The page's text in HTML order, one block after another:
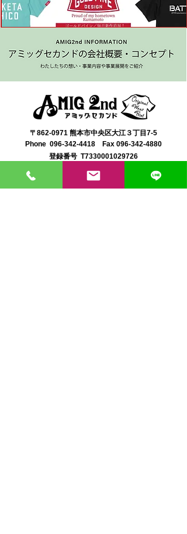
〒862-0971 熊本市中央区大江３丁目7-5
​Phone 096-342-4418 Fax 096-342-4880
登録番号 T7330001029726
【1月・2月／冬季営業時間】9:30～19：00